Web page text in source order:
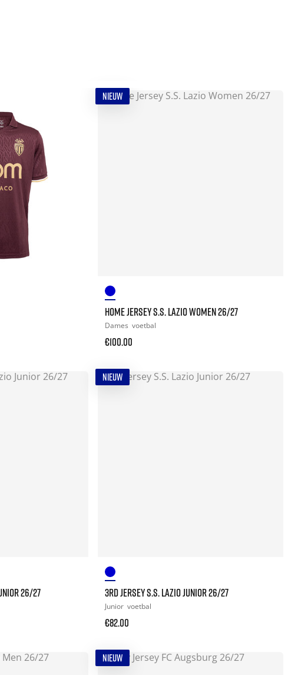
NIEUW
HOME JERSEY S.S. LAZIO WOMEN 26/27
Dames voetbal
€100.00
26/27
NIEUW
3RD JERSEY S.S. LAZIO JUNIOR 26/27
Junior voetbal
€82.00
NIEUW